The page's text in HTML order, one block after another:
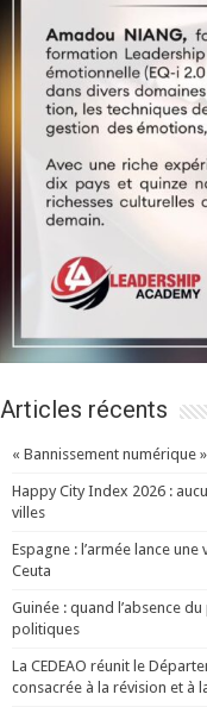
Articles récents
« Bannissement numérique
Happy City Index 2026 :
villes
Espagne : l’armée lance
Ceuta
Guinée : quand l’absence
politiques
La CEDEAO réunit le
consacrée à la révision et à